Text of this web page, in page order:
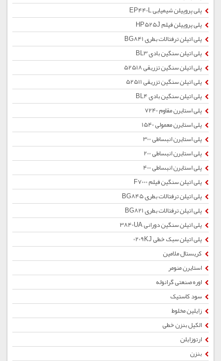
پلی پروپیلن شیمیایی EP440L
پلی پروپیلن فیلم HP525J
پلی اتیلن ترفتالات بطری BG841
پلی اتیلن سنگین بادی BL3
پلی اتیلن سنگین تزریقی 52518
پلی اتیلن سنگین تزریقی 52511
پلی اتیلن سنگین بادی BL4
پلی استایرن مقاوم 7240
پلی استایرن معمولی 1540
پلی استایرن انبساطی 300
پلی استایرن انبساطی 200
پلی استایرن انبساطی 400
پلی اتیلن سنگین فیلم F7000
پلی اتیلن ترفتالات بطری BG845
پلی اتیلن ترفتالات بطری BG821
پلی اتیلن سنگین دورانی 3840UA
پلی اتیلن سبک خطی 0209KJ
کریستال ملامین
استایرن منومر
اوره صنعتی گرانوله
سود کاستیک
زایلین مخلوط
الکیل بنزن خطی
ارتوزایلن
بنزن